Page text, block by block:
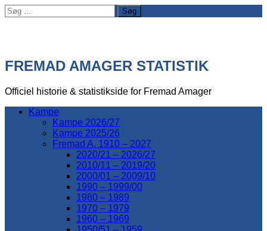
Søg
efter:
FREMAD AMAGER STATISTIK
Officiel historie & statistikside for Fremad Amager
Kampe
Kampe 2026/27
Kampe 2025/26
Fremad A. 1910 – 2027
2020/21 – 2026/27
2010/11 – 2019/20
2000/01 – 2009/10
1990 – 1999/00
1980 – 1989
1970 – 1979
1960 – 1969